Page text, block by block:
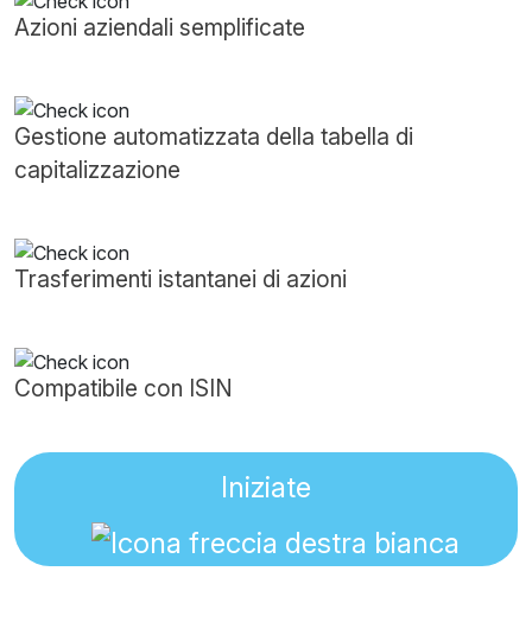
Azioni aziendali semplificate
Gestione automatizzata della tabella di
capitalizzazione
Trasferimenti istantanei di azioni
Compatibile con ISIN
Iniziate